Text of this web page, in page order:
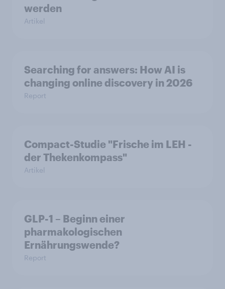
werden
Artikel
Searching for answers: How AI is
changing online discovery in 2026
Report
Compact-Studie "Frische im LEH -
der Thekenkompass"
Artikel
GLP-1 – Beginn einer
pharmakologischen
Ernährungswende?
Report